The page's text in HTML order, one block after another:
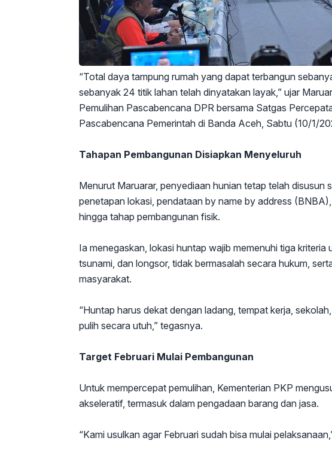
“Total daya tampung rumah yang dapat terbangun
sebanyak 24 titik lahan telah dinyatakan layak,” ujar
Pemulihan Pascabencana DPR bersama Satgas
Pascabencana Pemerintah di Banda Aceh, Sabtu (10/1/
Tahapan Pembangunan Disiapkan Menyeluruh
Menurut Maruarar, penyediaan hunian tetap telah disusun
penetapan lokasi, pendataan by name by address
hingga tahap pembangunan fisik.
Ia menegaskan, lokasi huntap wajib memenuhi tiga kriteria
tsunami, dan longsor, tidak bermasalah secara hukum,
masyarakat.
“Huntap harus dekat dengan ladang, tempat kerja,
pulih secara utuh,” tegasnya.
Target Februari Mulai Pembangunan
Untuk mempercepat pemulihan, Kementerian PKP
akseleratif, termasuk dalam pengadaan barang dan jasa.
“Kami usulkan agar Februari sudah bisa mulai